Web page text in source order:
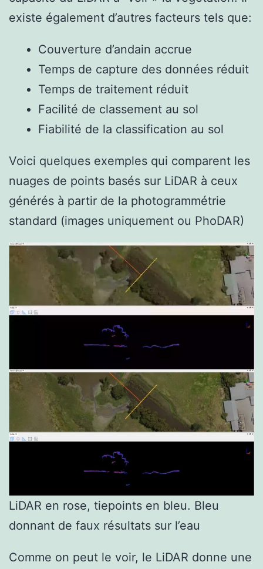
existe également d’autres facteurs tels que:
Couverture d’andain accrue
Temps de capture des données réduit
Temps de traitement réduit
Facilité de classement au sol
Fiabilité de la classification au sol
Voici quelques exemples qui comparent les
nuages de points basés sur LiDAR à ceux
générés à partir de la photogrammétrie
standard (images uniquement ou PhoDAR)
LiDAR en rose, tiepoints en bleu. Bleu
donnant de faux résultats sur l’eau
Comme on peut le voir, le LiDAR donne une